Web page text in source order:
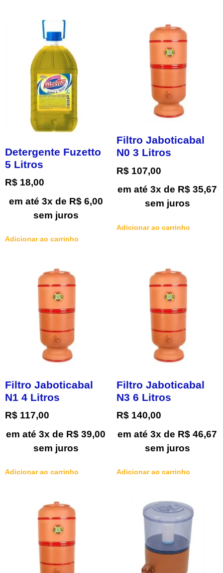
Detergente Fuzetto
5 Litros
R$ 18,00
em até 3x de R$6,00
sem juros
Adicionar ao carrinho
Filtro Jaboticabal
N0 3 Litros
R$ 107,00
em até 3x de R$ 35,67
sem juros
Adicionar ao carrinho
Filtro Jaboticabal
N1 4 Litros
R$ 117,00
em até 3x de R$ 39,00
sem juros
Adicionar ao carrinho
Filtro Jaboticabal
N3 6 Litros
R$ 140,00
em até 3x de R$ 46,67
sem juros
Adicionar ao carrinho